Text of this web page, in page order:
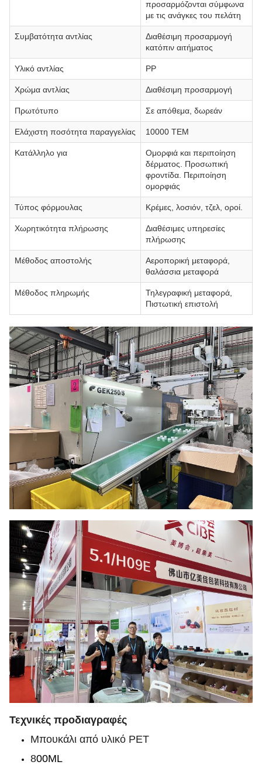
προσαρμόζονται σύμφωνα
με τις ανάγκες του πελάτη
Συμβατότητα αντλίας
Διαθέσιμη προσαρμογή
κατόπιν αιτήματος
Υλικό αντλίας PP
Χρώμα αντλίας Διαθέσιμη προσαρμογή
Πρωτότυπο Σε απόθεμα, δωρεάν
Ελάχιστη ποσότητα παραγγελίας 10000 ΤΕΜ
Κατάλληλο για
Ομορφιά και περιποίηση
δέρματος. Προσωπική
φροντίδα. Περιποίηση
ομορφιάς
Τύπος φόρμουλας Κρέμες, λοσιόν, τζελ, οροί.
Χωρητικότητα πλήρωσης
Διαθέσιμες υπηρεσίες
πλήρωσης
Μέθοδος αποστολής
Αεροπορική μεταφορά,
θαλάσσια μεταφορά
Μέθοδος πληρωμής
Τηλεγραφική μεταφορά,
Πιστωτική επιστολή
Τεχνικές προδιαγραφές
Μπουκάλι από υλικό PET
800ML